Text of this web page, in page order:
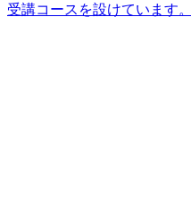
受講コースを設けています